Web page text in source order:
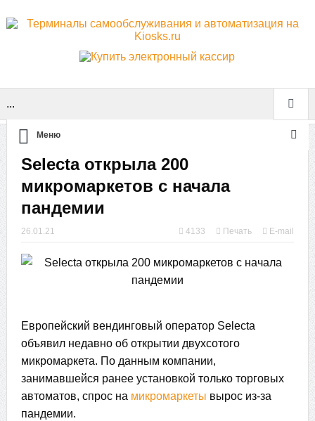
...
Меню
Selecta открыла 200
микромаркетов с начала
пандемии
26.01.21 4133 Печать E-mail
Европейский вендинговый оператор Selecta
объявил недавно об открытии двухсотого
микромаркета. По данным компании,
занимавшейся ранее установкой только торговых
автоматов, спрос на микромаркеты вырос из-за
пандемии.